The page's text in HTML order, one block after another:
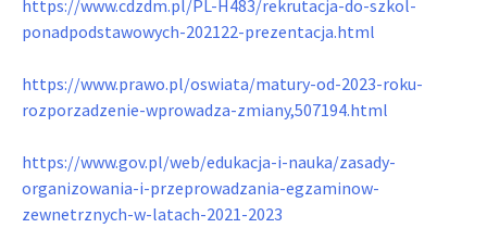
https://www.cdzdm.pl/PL-H483/rekrutacja-do-szkol-
ponadpodstawowych-202122-prezentacja.html
https://www.prawo.pl/oswiata/matury-od-2023-roku-
rozporzadzenie-wprowadza-zmiany,507194.html
https://www.gov.pl/web/edukacja-i-nauka/zasady-
organizowania-i-przeprowadzania-egzaminow-
zewnetrznych-w-latach-2021-2023